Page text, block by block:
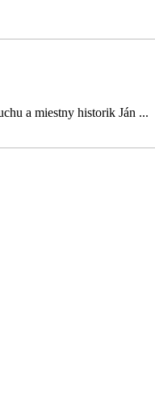
a miestny historik Ján ...